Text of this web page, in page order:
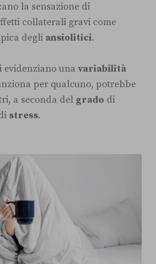
la sensazione di
collaterali gravi come
degli ansiolitici.
una variabilità
per qualcuno, potrebbe
a seconda del grado di
stress.